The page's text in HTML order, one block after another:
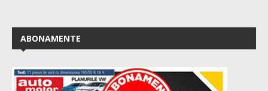
ABONAMENTE